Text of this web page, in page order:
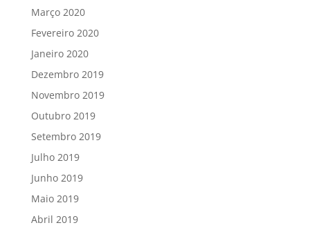
Março 2020
Fevereiro 2020
Janeiro 2020
Dezembro 2019
Novembro 2019
Outubro 2019
Setembro 2019
Julho 2019
Junho 2019
Maio 2019
Abril 2019